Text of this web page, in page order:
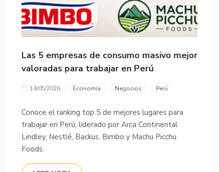
Las 5 empresas de consumo masivo mejor
valoradas para trabajar en Perú
14/05/2026 Economía Negocios Perú
Conoce el ranking top 5 de mejores lugares para
trabajar en Perú, liderado por Arca Continental
Lindley, Nestlé, Backus, Bimbo y Machu Picchu
Foods.